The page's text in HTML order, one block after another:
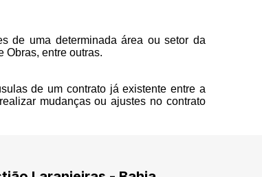
de uma determinada área ou setor da
Obras, entre outras.
de um contrato já existente entre a
mudanças ou ajustes no contrato